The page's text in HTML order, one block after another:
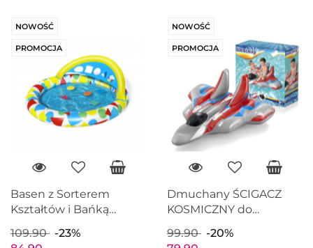
NOWOŚĆ
PROMOCJA
Basen z Sorterem
Kształtów i Bańką
BESTWAY 52378
109.90
-23%
NOWOŚĆ
PROMOCJA
Dmuchany ŚCIGACZ
KOSMICZNY do
BESTWAY 41443
99.90
-20%